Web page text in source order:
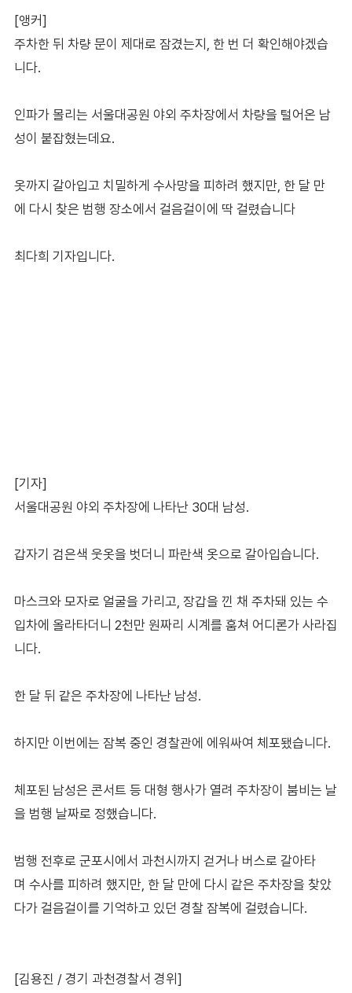
[앵커]
주차한 뒤 차량 문이 제대로 잠겼는지, 한 번 더 확인해야겠습
니다.
인파가 몰리는 서울대공원 야외 주차장에서 차량을 털어온 남
성이 붙잡혔는데요.
옷까지 갈아입고 치밀하게 수사망을 피하려 했지만, 한 달 만
에 다시 찾은 범행 장소에서 걸음걸이에 딱 걸렸습니다
최다희 기자입니다.
[기자]
서울대공원 야외 주차장에 나타난 30대 남성.
갑자기 검은색 웃옷을 벗더니 파란색 옷으로 갈아입습니다.
마스크와 모자로 얼굴을 가리고, 장갑을 낀 채 주차돼 있는 수
입차에 올라타더니 2천만 원짜리 시계를 훔쳐 어디론가 사라집
니다.
한 달 뒤 같은 주차장에 나타난 남성.
하지만 이번에는 잠복 중인 경찰관에 에워싸여 체포됐습니다.
체포된 남성은 콘서트 등 대형 행사가 열려 주차장이 붐비는 날
을 범행 날짜로 정했습니다.
범행 전후로 군포시에서 과천시까지 걷거나 버스로 갈아타
며 수사를 피하려 했지만, 한 달 만에 다시 같은 주차장을 찾았
다가 걸음걸이를 기억하고 있던 경찰 잠복에 걸렸습니다.
[김용진 / 경기 과천경찰서 경위]